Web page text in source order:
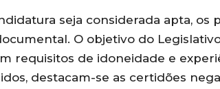
seja considerada apta,
O objetivo do
requisitos de idoneidade e
destacam-se as certidões